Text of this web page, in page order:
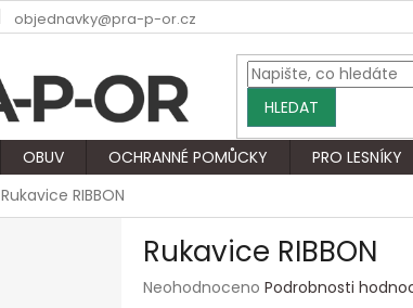
objednavky@pra-p-or.cz
HLEDAT
OBUV OCHRANNÉ POMŮCKY PRO LESNÍKY
Rukavice RIBBON
Rukavice RIBBON
Průměrné
Neohodnoceno Podrobnosti